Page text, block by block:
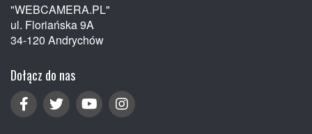
"WEBCAMERA.PL"
ul. Floriańska 9A
34-120 Andrychów
Dołącz do nas